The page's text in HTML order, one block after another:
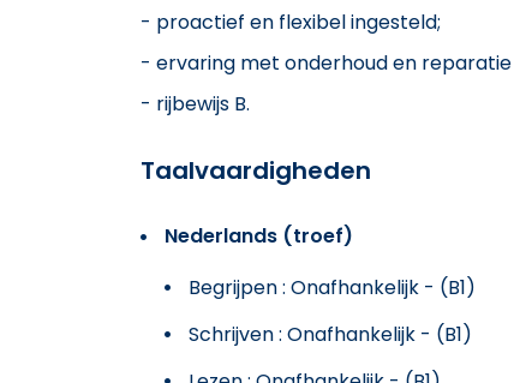
- proactief en flexibel ingesteld;
- ervaring met onderhoud en
- rijbewijs B.
Taalvaardigheden
Nederlands (troef)
Begrijpen : Onafhankelijk - (B1)
Schrijven : Onafhankelijk - (B1)